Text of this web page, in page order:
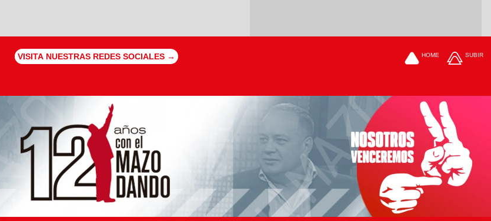
VISITA NUESTRAS REDES SOCIALES → HOME SUBIR